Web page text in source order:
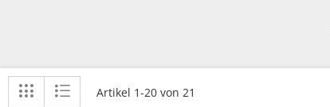
Anzeigen
als
Liste Artikel 1-20 von 21